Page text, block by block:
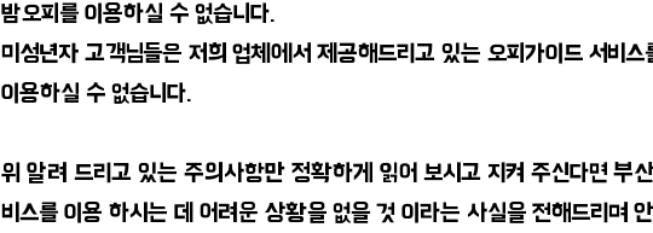
밤오피를 이용하실 수 없습니다.
미성년자 고객님들은 저희 업체에서 제공해드리고 있는 오피가이드 서비스
이용하실 수 없습니다.
위 알려 드리고 있는 주의사항만 정확하게 읽어 보시고 지켜 주신다면 부
비스를 이용 하시는 데 어려운 상황을 없을 것 이라는 사실을 전해드리며